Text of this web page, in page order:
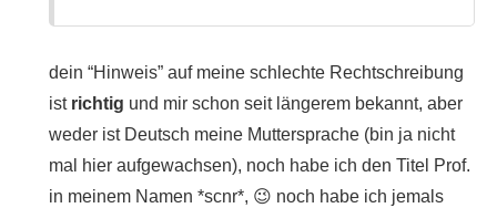
dein “Hinweis” auf meine schlechte Rechtschreibung
ist richtig und mir schon seit längerem bekannt, aber
weder ist Deutsch meine Muttersprache (bin ja nicht
mal hier aufgewachsen), noch habe ich den Titel Prof.
in meinem Namen *scnr*, 😉 noch habe ich jemals